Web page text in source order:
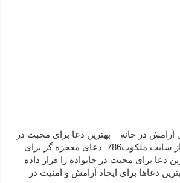
در خانه – بهترین دعا برای محبت در
خانواده در این پست از سایت ملکوت786 دعای معجزه گر برای
دعا برای محبت در خانواده را قرار داده
دعاها برای ایجاد آرامش و امنیت در